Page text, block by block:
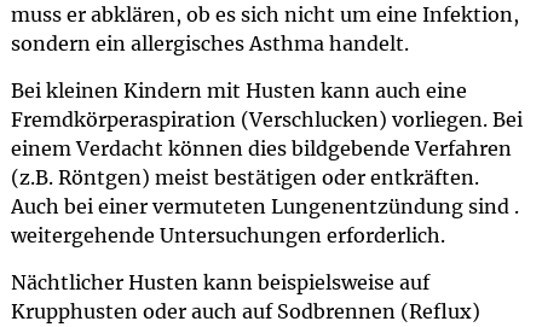
muss er abklären, ob es sich nicht um eine Infektion,
sondern ein allergisches Asthma handelt.
Bei kleinen Kindern mit Husten kann auch eine
Fremdkörperaspiration (Verschlucken) vorliegen. Bei
einem Verdacht können dies bildgebende Verfahren
(z.B. Röntgen) meist bestätigen oder entkräften.
Auch bei einer vermuteten Lungenentzündung sind .
weitergehende Untersuchungen erforderlich.
Nächtlicher Husten kann beispielsweise auf
Krupphusten oder auch auf Sodbrennen (Reflux)